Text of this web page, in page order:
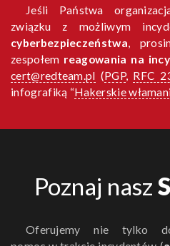
Jeśli Państwa
związku z możliwym
cyberbezpieczeństwa,
zespołem reagowania na
cert@redteam.pl (PGP, RFC
infografiką “Hakerskie
Poznaj nasz
Oferujemy nie tylko